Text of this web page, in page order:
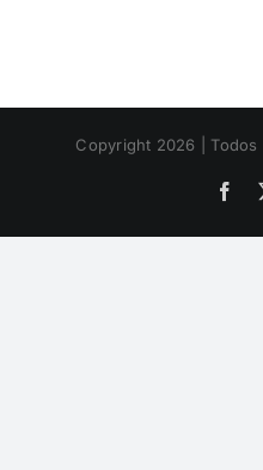
Copyright 2026 |